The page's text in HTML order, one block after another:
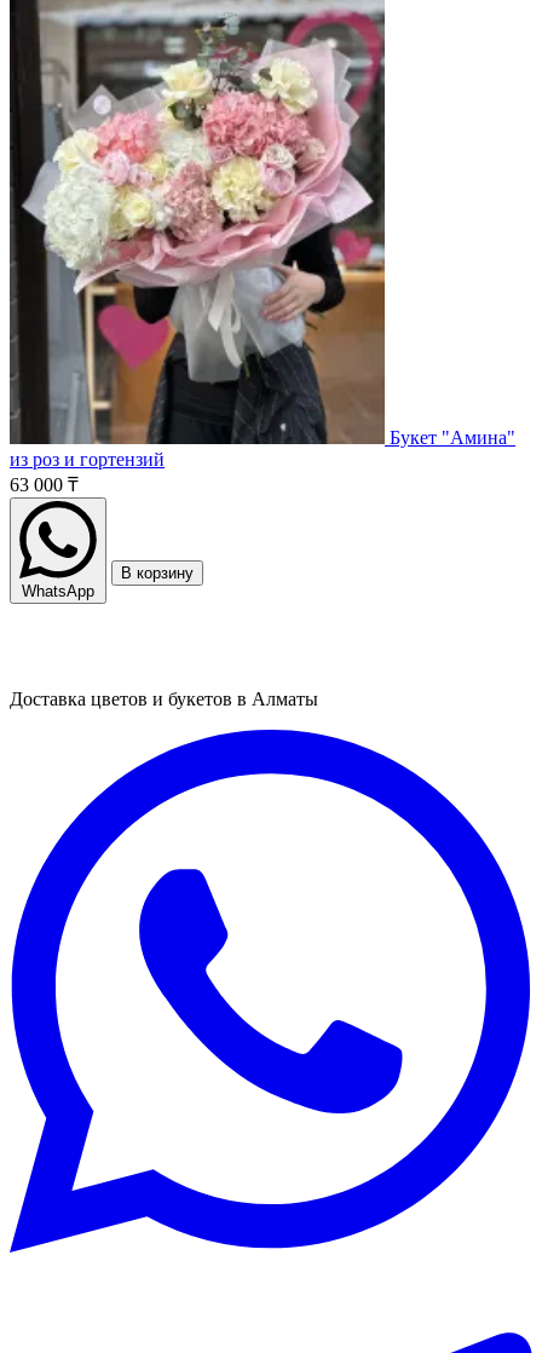
Букет "Амина"
из роз и гортензий
63 000 ₸
WhatsApp
В корзину
Доставка цветов и букетов в Алматы